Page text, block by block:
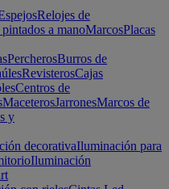
Relojes de
a manoMarcosPlacas
PercherosBurros de
RevisterosCajas
Centros de
MaceterosJarronesMarcos de
y
decorativaIluminación para
Iluminación